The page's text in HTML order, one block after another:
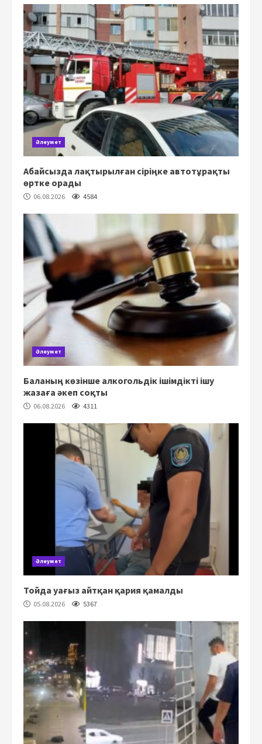
Әлеумет
Абайсызда лақтырылған сіріңке автотұрақты
өртке орады
06.08.2026 4584
Әлеумет
Баланың көзінше алкогольдік ішімдікті ішу
жазаға әкеп соқты
06.08.2026 4311
Әлеумет
Тойда уағыз айтқан қария қамалды
05.08.2026 5367